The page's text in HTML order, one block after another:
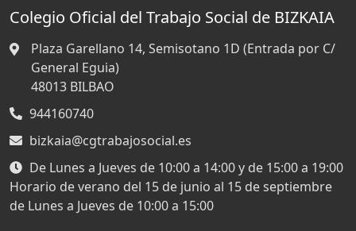
Colegio Oficial del Trabajo Social de BIZKAIA
Plaza Garellano 14, Semisotano 1D (Entrada por C/
General Eguia)
48013 BILBAO
944160740
bizkaia@cgtrabajosocial.es
De Lunes a Jueves de 10:00 a 14:00 y de 15:00 a 19:00
Horario de verano del 15 de junio al 15 de septiembre
de Lunes a Jueves de 10:00 a 15:00